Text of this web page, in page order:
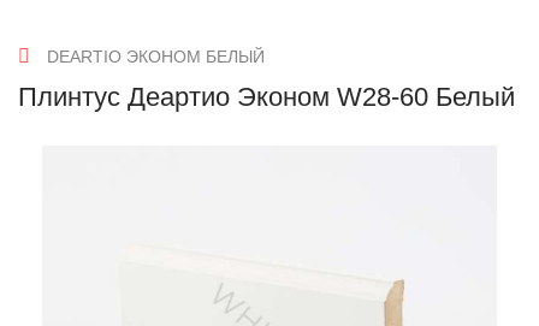
DEARTIO ЭКОНОМ БЕЛЫЙ
Плинтус Деартио Эконом W28-60 Белый